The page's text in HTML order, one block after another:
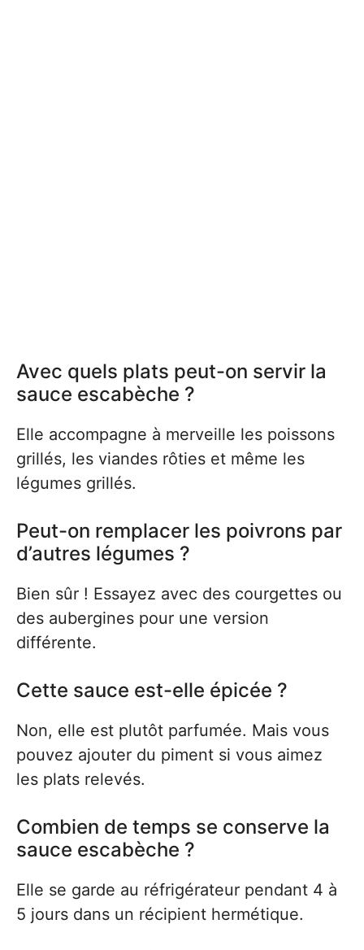
Avec quels plats peut-on servir la
sauce escabèche ?
Elle accompagne à merveille les poissons
grillés, les viandes rôties et même les
légumes grillés.
Peut-on remplacer les poivrons par
d’autres légumes ?
Bien sûr ! Essayez avec des courgettes ou
des aubergines pour une version
différente.
Cette sauce est-elle épicée ?
Non, elle est plutôt parfumée. Mais vous
pouvez ajouter du piment si vous aimez
les plats relevés.
Combien de temps se conserve la
sauce escabèche ?
Elle se garde au réfrigérateur pendant 4 à
5 jours dans un récipient hermétique.